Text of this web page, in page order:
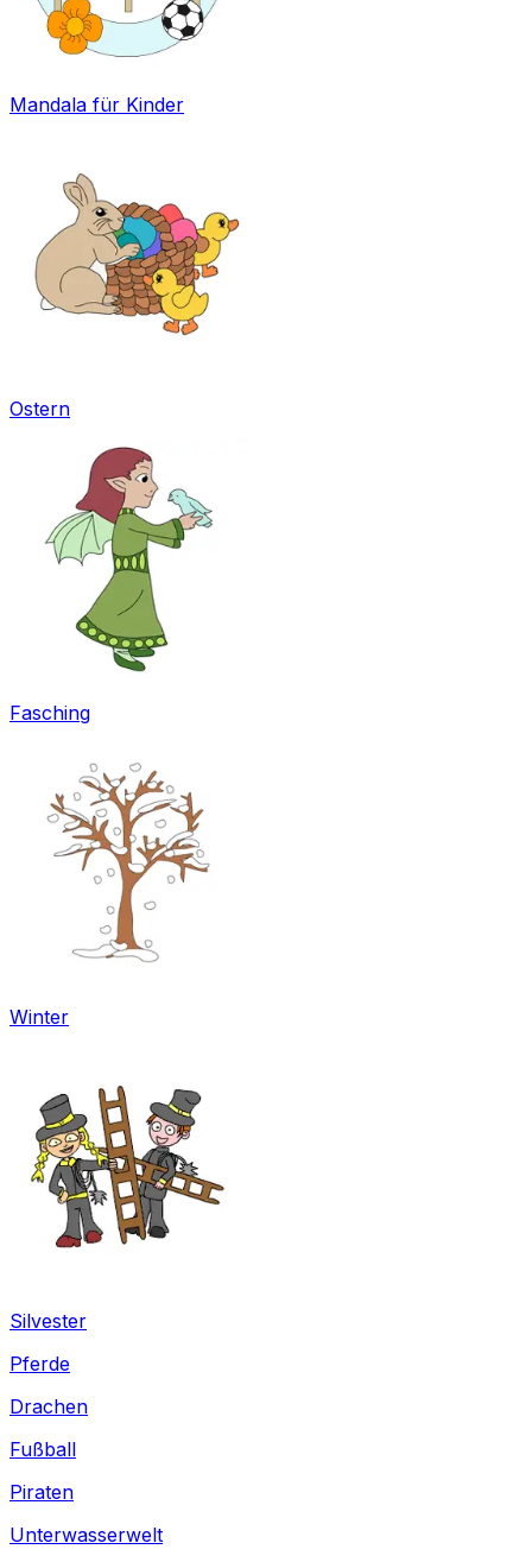
Mandala für Kinder
Ostern
Fasching
Winter
Silvester
Pferde
Drachen
Fußball
Piraten
Unterwasserwelt